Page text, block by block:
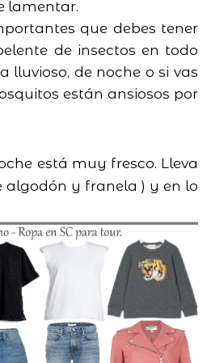
lamentar.
que debes tener
de insectos en todo
lluvioso, de noche o si vas
están ansiosos por
está muy fresco. Lleva
algodón y franela ) y en lo